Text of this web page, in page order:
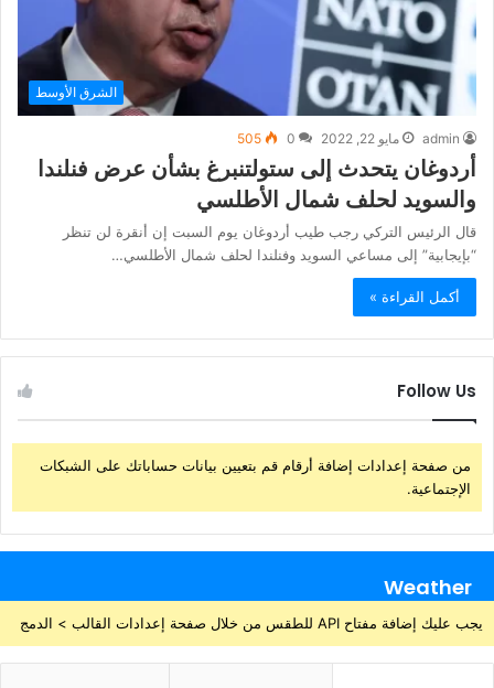
الشرق الأوسط
admin مايو 22, 2022 0
505
أردوغان يتحدث إلى ستولتنبرغ بشأن عرض فنلندا
والسويد لحلف شمال الأطلسي
قال الرئيس التركي رجب طيب أردوغان يوم السبت إن أنقرة لن تنظر
“بإيجابية” إلى مساعي السويد وفنلندا لحلف شمال الأطلسي…
أكمل القراءة »
Follow Us
من صفحة إعدادات إضافة أرقام قم بتعيين بيانات حساباتك على الشبكات
الإجتماعية.
Weather
يجب عليك إضافة مفتاح API للطقس من خلال صفحة إعدادات القالب > الدمج